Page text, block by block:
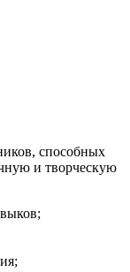
способных
и творческую